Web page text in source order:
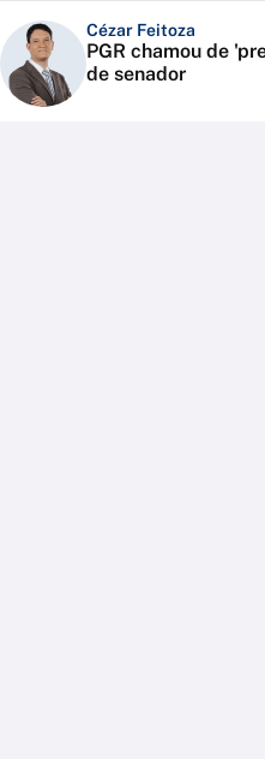
Cézar Feitoza
PGR chamou de
de senador